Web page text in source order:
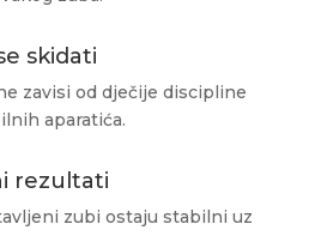
skidati
zavisi od dječije discipline
aparatića.
rezultati
zubi ostaju stabilni uz